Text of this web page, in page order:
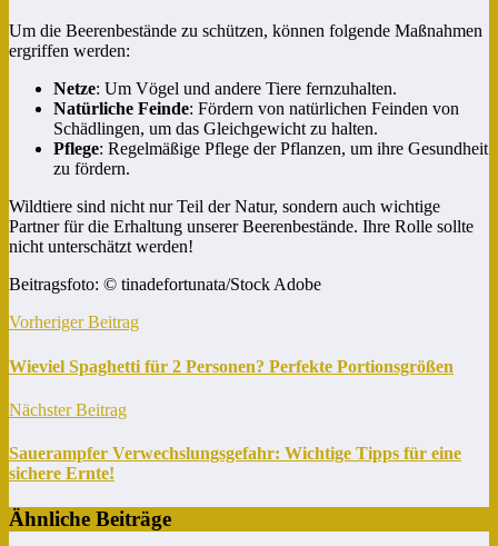
Um die Beerenbestände zu schützen, können folgende Maßnahmen
ergriffen werden:
Netze: Um Vögel und andere Tiere fernzuhalten.
Natürliche Feinde: Fördern von natürlichen Feinden von
Schädlingen, um das Gleichgewicht zu halten.
Pflege: Regelmäßige Pflege der Pflanzen, um ihre Gesundheit
zu fördern.
Wildtiere sind nicht nur Teil der Natur, sondern auch wichtige
Partner für die Erhaltung unserer Beerenbestände. Ihre Rolle sollte
nicht unterschätzt werden!
Beitragsfoto: © tinadefortunata/Stock Adobe
Vorheriger Beitrag
Wieviel Spaghetti für 2 Personen? Perfekte Portionsgrößen
Nächster Beitrag
Sauerampfer Verwechslungsgefahr: Wichtige Tipps für eine
sichere Ernte!
Ähnliche Beiträge